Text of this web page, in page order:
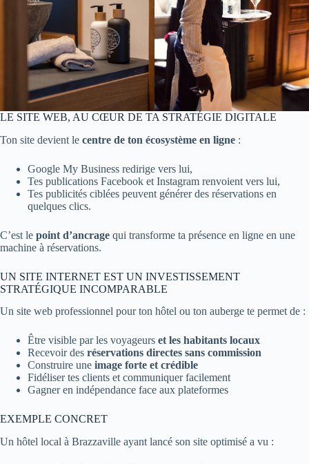
LE SITE WEB, AU CŒUR DE TA STRATÉGIE DIGITALE
Ton site devient le centre de ton écosystème en ligne :
Google My Business redirige vers lui,
Tes publications Facebook et Instagram renvoient vers lui,
Tes publicités ciblées peuvent générer des réservations en
quelques clics.
C’est le point d’ancrage qui transforme ta présence en ligne en une
machine à réservations.
UN SITE INTERNET EST UN INVESTISSEMENT
STRATÉGIQUE INCOMPARABLE
Un site web professionnel pour ton hôtel ou ton auberge te permet de :
Être visible par les voyageurs et les habitants locaux
Recevoir des réservations directes sans commission
Construire une image forte et crédible
Fidéliser tes clients et communiquer facilement
Gagner en indépendance face aux plateformes
EXEMPLE CONCRET
Un hôtel local à Brazzaville ayant lancé son site optimisé a vu :